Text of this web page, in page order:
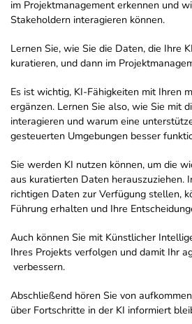
im Projektmanagement erkennen und
Stakeholdern interagieren können.
Lernen Sie, wie Sie die Daten, die Ihre
kuratieren, und dann im
Es ist wichtig, KI-Fähigkeiten mit Ihren
ergänzen. Lernen Sie also, wie Sie mit
interagieren und warum eine
gesteuerten Umgebungen besser
Sie werden KI nutzen können, um die
aus kuratierten Daten herauszuziehen.
richtigen Daten zur Verfügung stellen,
Führung erhalten und Ihre
Auch können Sie mit Künstlicher
Ihres Projekts verfolgen und damit Ihr
verbessern.
Abschließend hören Sie von
über Fortschritte in der KI informiert